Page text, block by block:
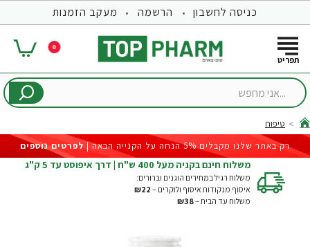
כניסה לחשבון הרשמה מעקב הזמנות
0
...אני
home
טיפוח
רק באתר שלנו מקבלים 5% הנחה על הקנייה הבאה |
לפרטים נוספים
משלוח חינם בקניה מעל 400 ש"ח | דרך איפוסט עד 5 ק"ג
משלוח רגיל במחירים הוגנים וברורים:
איסוף מנקודות איסוף ולוקרים – ₪22
משלוח עד הבית –₪38